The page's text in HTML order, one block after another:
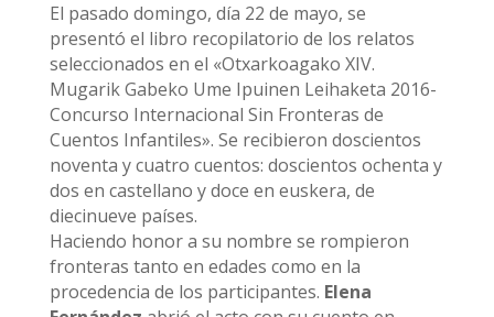
El pasado domingo, día 22 de mayo, se
presentó el libro recopilatorio de los relatos
seleccionados en el «Otxarkoagako XIV.
Mugarik Gabeko Ume Ipuinen Leihaketa 2016-
Concurso Internacional Sin Fronteras de
Cuentos Infantiles». Se recibieron doscientos
noventa y cuatro cuentos: doscientos ochenta y
dos en castellano y doce en euskera, de
diecinueve países.
Haciendo honor a su nombre se rompieron
fronteras tanto en edades como en la
procedencia de los participantes. Elena